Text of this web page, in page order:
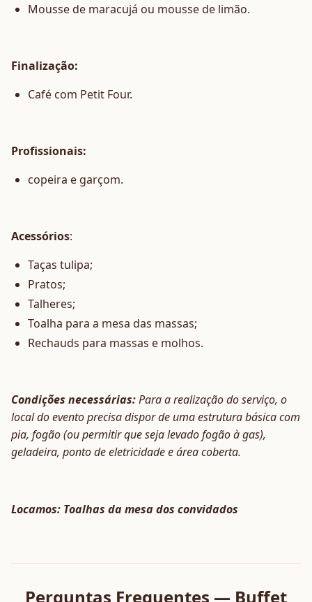
Mousse de maracujá ou mousse de limão.
Finalização:
Café com Petit Four.
Profissionais:
copeira e garçom.
Acessórios:
Taças tulipa;
Pratos;
Talheres;
Toalha para a mesa das massas;
Rechauds para massas e molhos.
Condições necessárias:Para a realização do serviço, o
local do evento precisa dispor de uma estrutura básica com
pia, fogão (ou permitir que seja levado fogão à gas),
geladeira, ponto de eletricidade e área coberta.
Locamos: Toalhas da mesa dos convidados
Perguntas Frequentes — Buffet